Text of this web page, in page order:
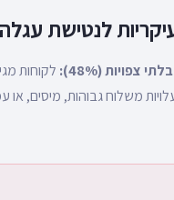
לנטישת עגלה
צפויות (48%):
לקוחות
משלוח גבוהות, מיסים, או